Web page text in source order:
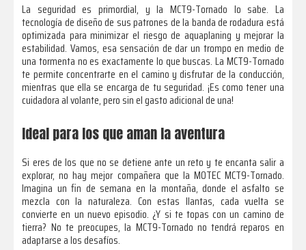
La seguridad es primordial, y la MCT9-Tornado lo sabe. La
tecnología de diseño de sus patrones de la banda de rodadura está
optimizada para minimizar el riesgo de aquaplaning y mejorar la
estabilidad. Vamos, esa sensación de dar un trompo en medio de
una tormenta no es exactamente lo que buscas. La MCT9-Tornado
te permite concentrarte en el camino y disfrutar de la conducción,
mientras que ella se encarga de tu seguridad. ¡Es como tener una
cuidadora al volante, pero sin el gasto adicional de una!
Ideal para los que aman la aventura
Si eres de los que no se detiene ante un reto y te encanta salir a
explorar, no hay mejor compañera que la MOTEC MCT9-Tornado.
Imagina un fin de semana en la montaña, donde el asfalto se
mezcla con la naturaleza. Con estas llantas, cada vuelta se
convierte en un nuevo episodio. ¿Y si te topas con un camino de
tierra? No te preocupes, la MCT9-Tornado no tendrá reparos en
adaptarse a los desafíos.